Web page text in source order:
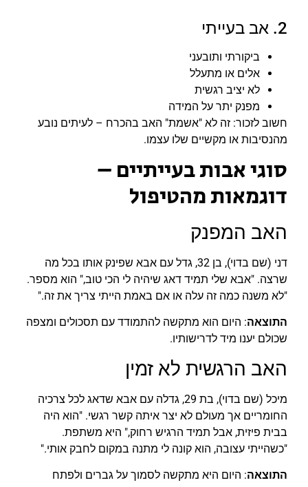
2. אב בעייתי
ביקורתי ותובעני
אלים או מתעלל
לא יציב רגשית
מפנק יתר על המידה
חשוב לזכור: זה לא "אשמת" האב בהכרח – לעיתים נובע
מהנסיבות או מקשיים שלו עצמו.
סוגי אבות בעייתיים –
דוגמאות מהטיפול
האב המפנק
דני (שם בדוי), בן 32, גדל עם אבא שפינק אותו בכל מה
שרצה. "אבא שלי תמיד דאג שיהיה לי הכי טוב," הוא מספר.
"לא משנה כמה זה עלה או אם באמת הייתי צריך את זה."
התוצאה: היום הוא מתקשה להתמודד עם תסכולים ומצפה
שכולם יענו מיד לדרישותיו.
האב הרגשית לא זמין
מיכל (שם בדוי), בת 29, גדלה עם אבא שדאג לכל צרכיה
החומריים אך מעולם לא יצר איתה קשר רגשי. "הוא היה
בבית פיזית, אבל תמיד הרגיש רחוק," היא משתפת.
"כשהייתי עצובה, הוא קונה לי מתנה במקום לחבק אותי."
התוצאה: היום היא מתקשה לסמוך על גברים ולפתח